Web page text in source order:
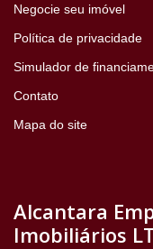
Negocie seu imóvel
Política de privacidade
Simulador de
Contato
Mapa do site
Alcantara
Imobiliários